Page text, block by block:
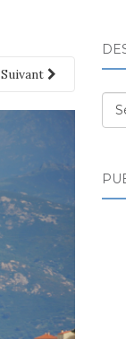
Suivant